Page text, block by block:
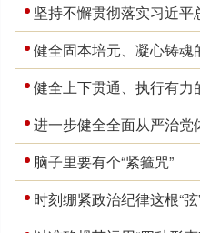
坚持不懈贯彻落实习近平总书记“7·9”
健全固本培元、凝心铸魂
健全上下贯通、执行有力
进一步健全全面从严治党
脑子里要有个“紧箍咒”
时刻绷紧政治纪律这根“弦